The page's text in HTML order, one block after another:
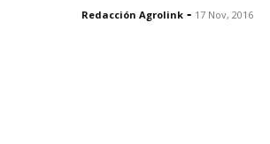
Redacción Agrolink - 17 Nov, 2016